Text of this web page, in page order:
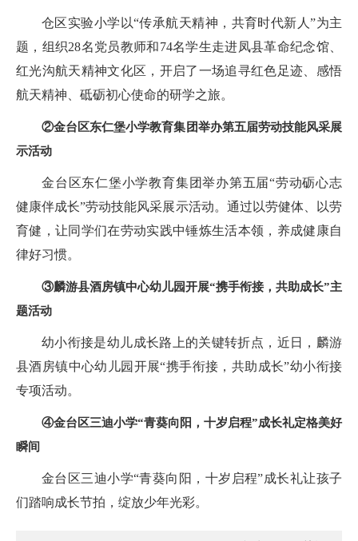
仓区实验小学以“传承航天精神，共育时代新人”为主
题，组织28名党员教师和74名学生走进凤县革命纪念馆、
红光沟航天精神文化区，开启了一场追寻红色足迹、感悟
航天精神、砥砺初心使命的研学之旅。
②金台区东仁堡小学教育集团举办第五届劳动技能风采展
示活动
金台区东仁堡小学教育集团举办第五届“劳动砺心志
健康伴成长”劳动技能风采展示活动。通过以劳健体、以劳
育健，让同学们在劳动实践中锤炼生活本领，养成健康自
律好习惯。
③麟游县酒房镇中心幼儿园开展“携手衔接，共助成长”主
题活动
幼小衔接是幼儿成长路上的关键转折点，近日，麟游
县酒房镇中心幼儿园开展“携手衔接，共助成长”幼小衔接
专项活动。
④金台区三迪小学“青葵向阳，十岁启程”成长礼定格美好
瞬间
金台区三迪小学“青葵向阳，十岁启程”成长礼让孩子
们踏响成长节拍，绽放少年光彩。